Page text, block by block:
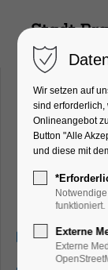
Bettina
Bildung,
19.08.2025,
Wir setzen auf
sind
Onlineangebot
Button "Alle
und diese mit
funktioniert.
Externe
Externe